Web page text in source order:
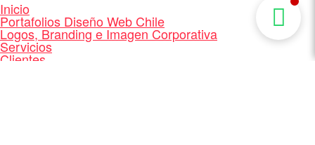
Inicio
Portafolios Diseño Web Chile
Logos, Branding e Imagen Corporativa
Servicios
Clientes